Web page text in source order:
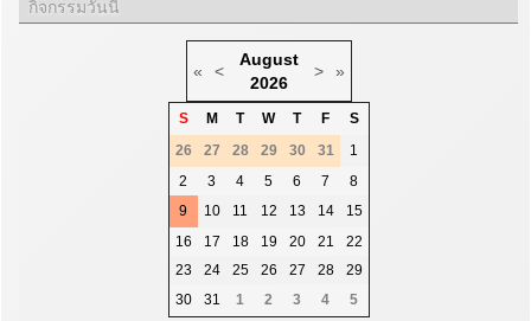
กิจกรรมวันนี้
« <
August
2026
> »
S M T W T F
S
26
27 28 29 30 31
1
2
3 4 5 6 7
8
9
10 11 12 13 14
15
16
17 18 19 20 21
22
23
24 25 26 27 28
29
30
31 1 2 3 4 5